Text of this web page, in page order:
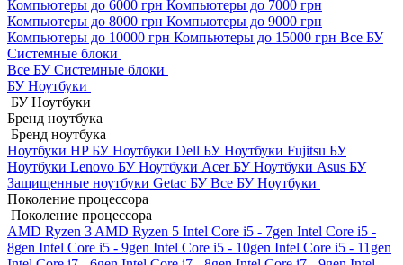
Компьютеры до 6000 грн Компьютеры до 7000 грн
Компьютеры до 8000 грн Компьютеры до 9000 грн
Компьютеры до 10000 грн Компьютеры до 15000 грн Все БУ
Системные блоки
Все БУ Системные блоки
БУ Ноутбуки
БУ Ноутбуки
Бренд ноутбука
Бренд ноутбука
Ноутбуки HP БУНоутбуки Dell БУНоутбуки Fujitsu БУ
Ноутбуки Lenovo БУНоутбуки Acer БУНоутбуки Asus БУ
Защищенные ноутбуки Getac БУВсе БУ Ноутбуки
Поколение процессора
Поколение процессора
AMD Ryzen 3 AMD Ryzen 5 Intel Core i5 - 7gen Intel Core i5 -
8gen Intel Core i5 - 9gen Intel Core i5 - 10gen Intel Core i5 - 11gen